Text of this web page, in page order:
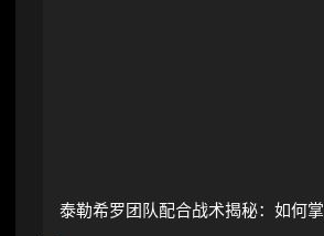
泰勒希罗团队配合战术揭秘：如何掌